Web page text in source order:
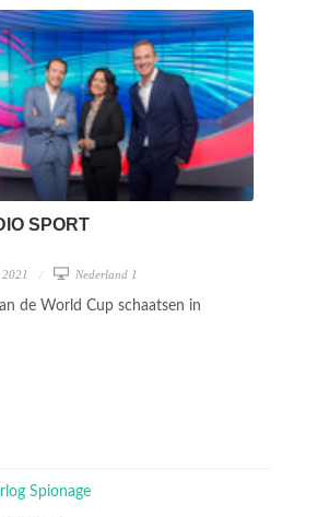
SPORT
2021 Nederland 1
de World Cup schaatsen in